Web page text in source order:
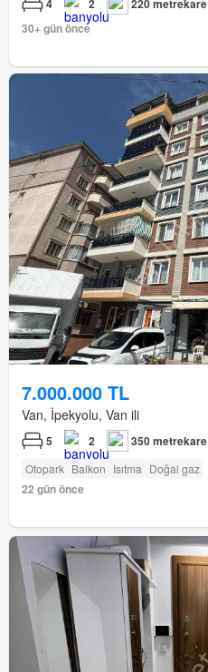
4 2
220 metrekare
30+ gün önce
7.000.000 TL
Van, İpekyolu, Van ili
5 2 350 metrekare
Otopark Balkon Isıtma Doğal gaz
22 gün önce